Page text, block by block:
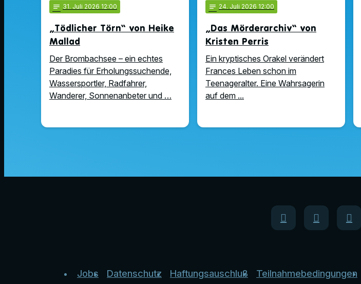
notes 31. Juli 2026 12:00
„Tödlicher Törn“ von Heike
Mallad
Der Brombachsee – ein echtes
Paradies für Erholungssuchende,
Wassersportler, Radfahrer,
Wanderer, Sonnenanbeter und …
notes 24. Juli 2026 12:00
„Das Mörderarchiv“ von
Kristen Perris
Ein kryptisches Orakel verändert
Frances Leben schon im
Teenageralter. Eine Wahrsagerin
auf dem ...
Jobs Datenschutz Haftungsauschluß Teilnahmebedingungen